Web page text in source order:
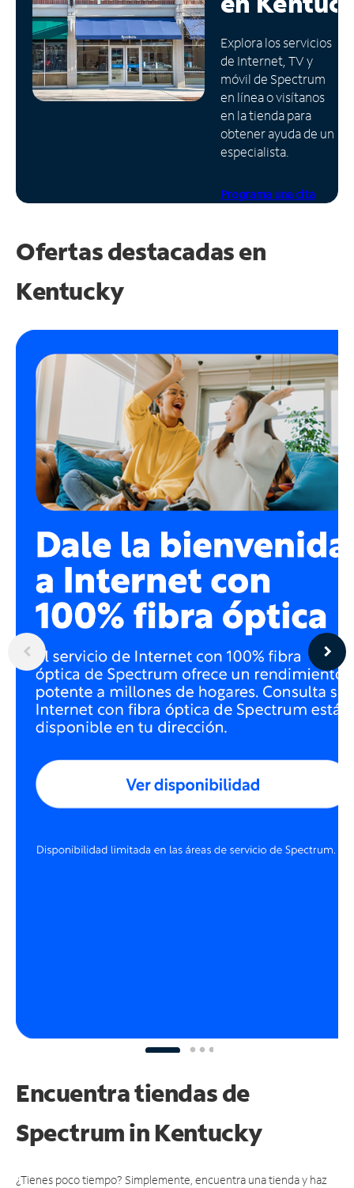
Administrar
cuenta
Encuentra
una
tienda
Explora los servicios
de Internet, TV y
móvil de Spectrum
en línea o visítanos
en la tienda para
obtener ayuda de un
especialista.
Programa una cita
Ofertas destacadas en
Kentucky
Encuentra tiendas de
Spectrumin Kentucky
¿Tienes poco tiempo? Simplemente, encuentra una tienda y haz